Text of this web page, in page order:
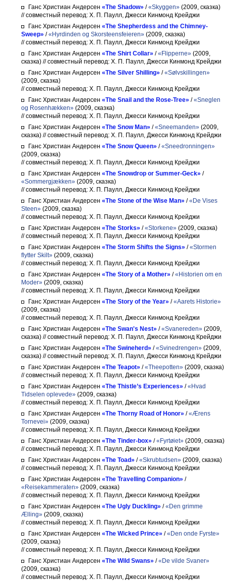
Ганс Христиан Андерсен «The Shadow» /«Skyggen» (2009, сказка)
// совместный перевод: Х. П. Паулл, Джесси Кинмонд Крейджи
Ганс Христиан Андерсен «The Shepherdess and the Chimney-
Sweep» /«Hyrdinden og Skorsteensfeieren» (2009, сказка)
// совместный перевод: Х. П. Паулл, Джесси Кинмонд Крейджи
Ганс Христиан Андерсен «The Shirt Collar» /«Flipperne» (2009,
сказка) // совместный перевод: Х. П. Паулл, Джесси Кинмонд Крейджи
Ганс Христиан Андерсен «The Silver Shilling» /«Sølvskillingen»
(2009, сказка)
// совместный перевод: Х. П. Паулл, Джесси Кинмонд Крейджи
Ганс Христиан Андерсен «The Snail and the Rose-Tree» /«Sneglen
og Rosenhækken» (2009, сказка)
// совместный перевод: Х. П. Паулл, Джесси Кинмонд Крейджи
Ганс Христиан Андерсен «The Snow Man» /«Sneemanden» (2009,
сказка) // совместный перевод: Х. П. Паулл, Джесси Кинмонд Крейджи
Ганс Христиан Андерсен «The Snow Queen» /«Sneedronningen»
(2009, сказка)
// совместный перевод: Х. П. Паулл, Джесси Кинмонд Крейджи
Ганс Христиан Андерсен «The Snowdrop or Summer-Geck» /
«Sommergjækken» (2009, сказка)
// совместный перевод: Х. П. Паулл, Джесси Кинмонд Крейджи
Ганс Христиан Андерсен «The Stone of the Wise Man» /«De Vises
Steen» (2009, сказка)
// совместный перевод: Х. П. Паулл, Джесси Кинмонд Крейджи
Ганс Христиан Андерсен «The Storks» /«Storkene» (2009, сказка)
// совместный перевод: Х. П. Паулл, Джесси Кинмонд Крейджи
Ганс Христиан Андерсен «The Storm Shifts the Signs» /«Stormen
flytter Skilt» (2009, сказка)
// совместный перевод: Х. П. Паулл, Джесси Кинмонд Крейджи
Ганс Христиан Андерсен «The Story of a Mother» /«Historien om en
Moder» (2009, сказка)
// совместный перевод: Х. П. Паулл, Джесси Кинмонд Крейджи
Ганс Христиан Андерсен «The Story of the Year» /«Aarets Historie»
(2009, сказка)
// совместный перевод: Х. П. Паулл, Джесси Кинмонд Крейджи
Ганс Христиан Андерсен «The Swan's Nest» /«Svanereden» (2009,
сказка) // совместный перевод: Х. П. Паулл, Джесси Кинмонд Крейджи
Ганс Христиан Андерсен «The Swineherd» /«Svinedrengen» (2009,
сказка) // совместный перевод: Х. П. Паулл, Джесси Кинмонд Крейджи
Ганс Христиан Андерсен «The Teapot» /«Theepotten» (2009, сказка)
// совместный перевод: Х. П. Паулл, Джесси Кинмонд Крейджи
Ганс Христиан Андерсен «The Thistle’s Experiences» /«Hvad
Tidselen oplevede» (2009, сказка)
// совместный перевод: Х. П. Паулл, Джесси Кинмонд Крейджи
Ганс Христиан Андерсен «The Thorny Road of Honor» /«Ærens
Tornevei» (2009, сказка)
// совместный перевод: Х. П. Паулл, Джесси Кинмонд Крейджи
Ганс Христиан Андерсен «The Tinder-box» /«Fyrtøiet» (2009, сказка)
// совместный перевод: Х. П. Паулл, Джесси Кинмонд Крейджи
Ганс Христиан Андерсен «The Toad» /«Skrubtudsen» (2009, сказка)
// совместный перевод: Х. П. Паулл, Джесси Кинмонд Крейджи
Ганс Христиан Андерсен «The Travelling Companion» /
«Reisekammeraten» (2009, сказка)
// совместный перевод: Х. П. Паулл, Джесси Кинмонд Крейджи
Ганс Христиан Андерсен «The Ugly Duckling» /«Den grimme
Ælling» (2009, сказка)
// совместный перевод: Х. П. Паулл, Джесси Кинмонд Крейджи
Ганс Христиан Андерсен «The Wicked Prince» /«Den onde Fyrste»
(2009, сказка)
// совместный перевод: Х. П. Паулл, Джесси Кинмонд Крейджи
Ганс Христиан Андерсен «The Wild Swans» /«De vilde Svaner»
(2009, сказка)
// совместный перевод: Х. П. Паулл, Джесси Кинмонд Крейджи